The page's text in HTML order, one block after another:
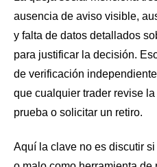
ausencia de aviso visible,
y falta de datos detallados
para justificar la decisión.
de verificación
que cualquier trader revise
prueba o solicitar un retiro.
Aquí la clave no es discutir